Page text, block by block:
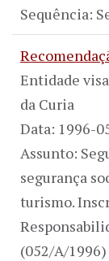
Sequência:
Entidade
da Curia
Data: 1996-
Assunto:
segurança
turismo.
(052/A/1996)